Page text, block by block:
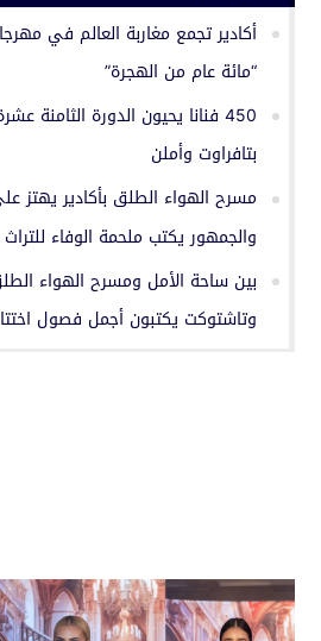
“مائة عام من الهجرة”
450 فنانا يحيون الدورة الثامنة
بتافراوت وأملن
مسرح الهواء الطلق بأكادير يهتز
والجمهور يكتب ملحمة الوفاء للتراث
بين ساحة الأمل ومسرح الهواء
وتاشتوكت يكتبون أجمل فصول